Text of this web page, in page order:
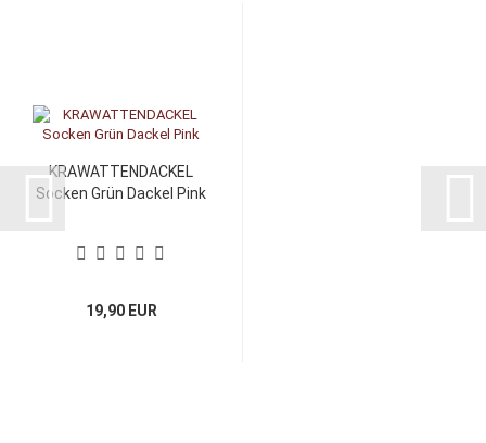
KRAWATTENDACKEL
Socken Grün Dackel Pink
19,90 EUR